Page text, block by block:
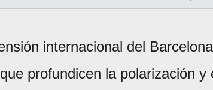
internacional del Barcelona
profundicen la polarización y